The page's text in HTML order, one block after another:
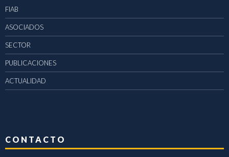
FIAB
ASOCIADOS
SECTOR
PUBLICACIONES
ACTUALIDAD
CONTACTO